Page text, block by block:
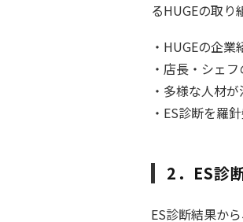
るHUGEの取り
・HUGEの企
・店長・シェ
・多様な人材
・ES診断を羅
2．ES診
ES診断結果か